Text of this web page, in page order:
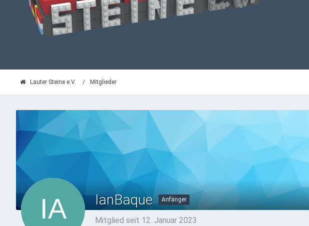
Lauter Steine e.V. Mitglieder
IanBaque Anfänger
Mitglied seit 12. Januar 2023